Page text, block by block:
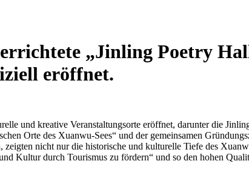
„Jinling Poetry
eröffnet.
und kreative Veranstaltungsorte eröffnet, darunter die
Orte des Xuanwu-Sees“ und der gemeinsamen
nicht nur die historische und kulturelle Tiefe des
Kultur durch Tourismus zu fördern“ und so den hohen